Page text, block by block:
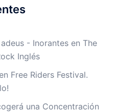
- Inorantes en The
Inglés
Free Riders Festival.
una Concentración